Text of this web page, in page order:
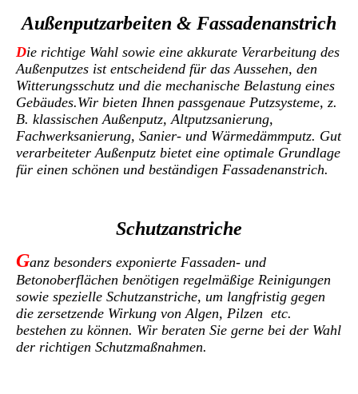
Außenputzarbeiten & Fassadenanstrich
Die richtige Wahl sowie eine akkurate Verarbeitung des
Außenputzes ist entscheidend für das Aussehen, den
Witterungsschutz und die mechanische Belastung eines
Gebäudes.Wir bieten Ihnen passgenaue Putzsysteme, z.
B. klassischen Außenputz, Altputzsanierung,
Fachwerksanierung, Sanier- und Wärmedämmputz. Gut
verarbeiteter Außenputz bietet eine optimale Grundlage
für einen schönen und beständigen Fassadenanstrich.
Schutzanstriche
Ganz besonders exponierte Fassaden- und
Betonoberflächen benötigen regelmäßige Reinigungen
sowie spezielle Schutzanstriche, um langfristig gegen
die zersetzende Wirkung von Algen, Pilzen etc.
bestehen zu können. Wir beraten Sie gerne bei der Wahl
der richtigen Schutzmaßnahmen.